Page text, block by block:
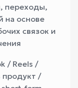
переходы,
на основе
связок и
/ Reels /
продукт /